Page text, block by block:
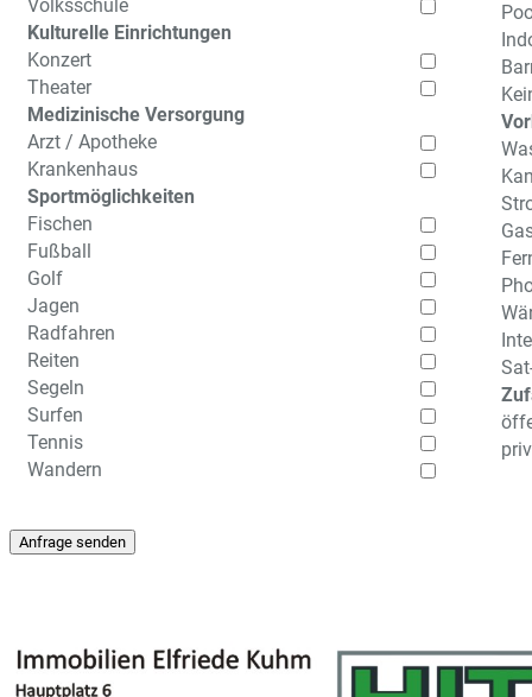
Volksschule
Kulturelle Einrichtungen
Konzert
Theater
Medizinische Versorgung
Arzt / Apotheke
Krankenhaus
Sportmöglichkeiten
Fischen
Fußball
Golf
Jagen
Radfahren
Reiten
Segeln
Surfen
Tennis
Wandern